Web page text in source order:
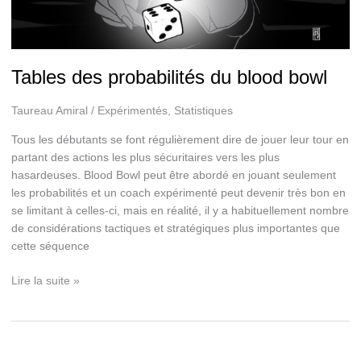
Tables des probabilités du blood bowl
Taureau Amiral / Expérimentés, Statistiques
Tous les débutants se font régulièrement dire de jouer leur tour en
partant des actions les plus sécuritaires vers les plus
hasardeuses. Blood Bowl peut être abordé en jouant seulement
les probabilités et un coach expérimenté peut devenir très bon en
se limitant à celles-ci, mais en réalité, il y a habituellement nombre
de considérations tactiques et stratégiques plus importantes que
cette séquence
Tables
Lire la suite »